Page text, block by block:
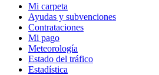
Mi carpeta
Ayudas y subvenciones
Contrataciones
Mi pago
Meteorología
Estado del tráfico
Estadística